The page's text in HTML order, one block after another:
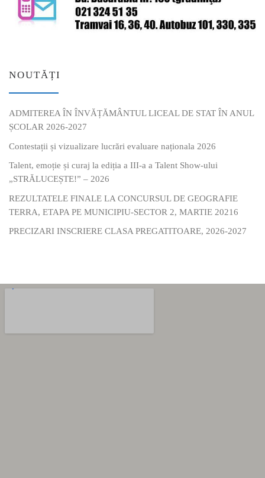
NOUTĂȚI
ADMITEREA ÎN ÎNVĂȚĂMÂNTUL LICEAL DE STAT ÎN ANUL
ȘCOLAR 2026-2027
Contestații și vizualizare lucrări evaluare naționala 2026
Talent, emoție și curaj la ediția a III-a a Talent Show-ului
„STRĂLUCEȘTE!” – 2026
REZULTATELE FINALE LA CONCURSUL DE GEOGRAFIE
TERRA, ETAPA PE MUNICIPIU-SECTOR 2, MARTIE 20216
PRECIZARI INSCRIERE CLASA PREGATITOARE, 2026-2027